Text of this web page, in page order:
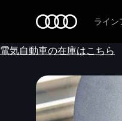
ライン
電気自動車の在庫はこちら